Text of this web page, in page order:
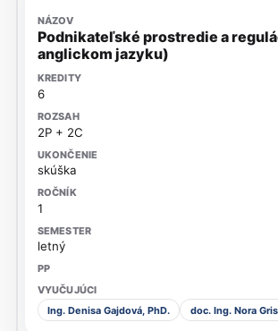
Podnikateľské prostredie a
anglickom jazyku)
6
2P + 2C
skúška
1
letný
Ing. Denisa Gajdová, PhD. doc. Ing. Nora